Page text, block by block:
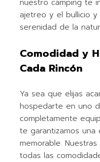
nuestro camping te
ajetreo y el bullicio
serenidad de la
Comodidad y
Cada Rincón
Ya sea que elijas
hospedarte en uno
completamente
te garantizamos
memorable.
todas las